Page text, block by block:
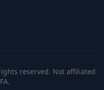
reserved. Not affiliated